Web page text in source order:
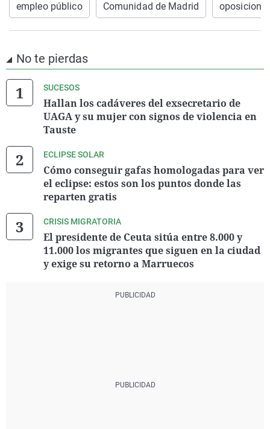
empleo público Comunidad de Madrid
No te pierdas
SUCESOS
Hallan los cadáveres del exsecretario de
UAGA y su mujer con signos de violencia en
Tauste
ECLIPSE SOLAR
Cómo conseguir gafas homologadas para ver
el eclipse: estos son los puntos donde las
reparten gratis
CRISIS MIGRATORIA
El presidente de Ceuta sitúa entre 8.000 y
11.000 los migrantes que siguen en la ciudad
y exige su retorno a Marruecos